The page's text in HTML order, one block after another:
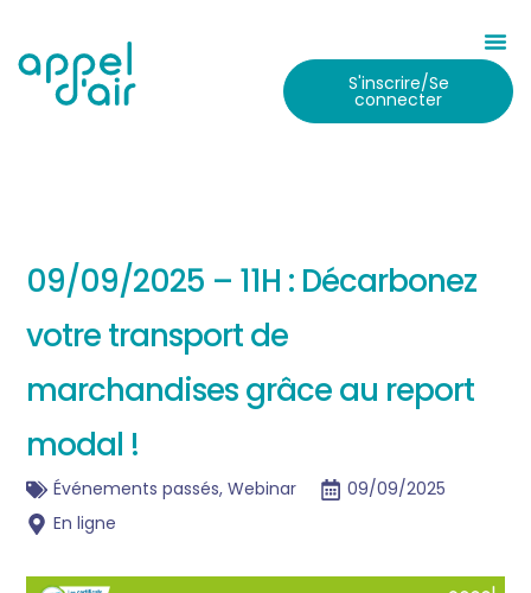
S'inscrire/Se
connecter
09/09/2025 – 11H : Décarbonez
votre transport de
marchandises grâce au report
modal !
Événements passés,Webinar
09/09/2025
En ligne